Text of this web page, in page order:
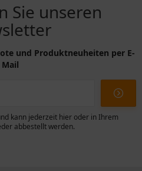
Sie unseren
und Produktneuheiten per E-
Mail
kann jederzeit hier oder in Ihrem
abbestellt werden.